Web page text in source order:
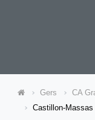
Gers
CA
Castillon-Massas